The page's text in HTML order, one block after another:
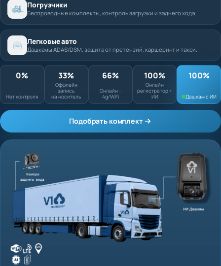
Погрузчики
Беспроводные комплекты, контроль загрузки и заднего хода.
Легковые авто
Дашкамы ADAS/DSM, защита от претензий, каршеринг и такси.
0%
Оффлайн запись
на носитель
66%
Онлайн - 4g/WiFi
100%